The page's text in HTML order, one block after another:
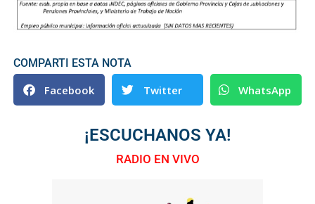
COMPARTI ESTA NOTA
Facebook Twitter WhatsApp
¡ESCUCHANOS YA!
RADIO EN VIVO